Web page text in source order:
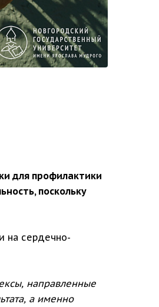
для профилактики
поскольку
на сердечно-
направленные
а именно